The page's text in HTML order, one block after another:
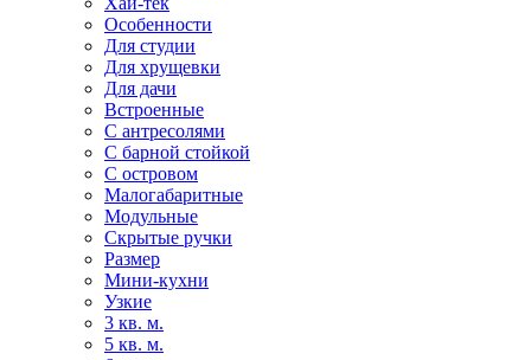
Особенности
Для студии
Для хрущевки
Для дачи
Встроенные
С антресолями
С барной стойкой
С островом
Малогабаритные
Модульные
Скрытые ручки
Размер
Мини-кухни
Узкие
3 кв. м.
5 кв. м.